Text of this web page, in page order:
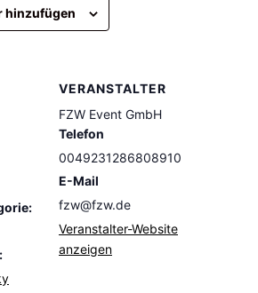
hinzufügen
VERANSTALTER
FZW Event GmbH
Telefon
0049231286808910
E-Mail
fzw@fzw.de
Veranstalter-Website
anzeigen